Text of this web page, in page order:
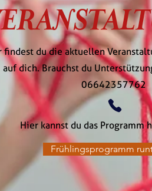
findest du die aktuellen
auf dich. Brauchst du
06642357762
Hier kannst du das Programm
Frühlingsprogramm